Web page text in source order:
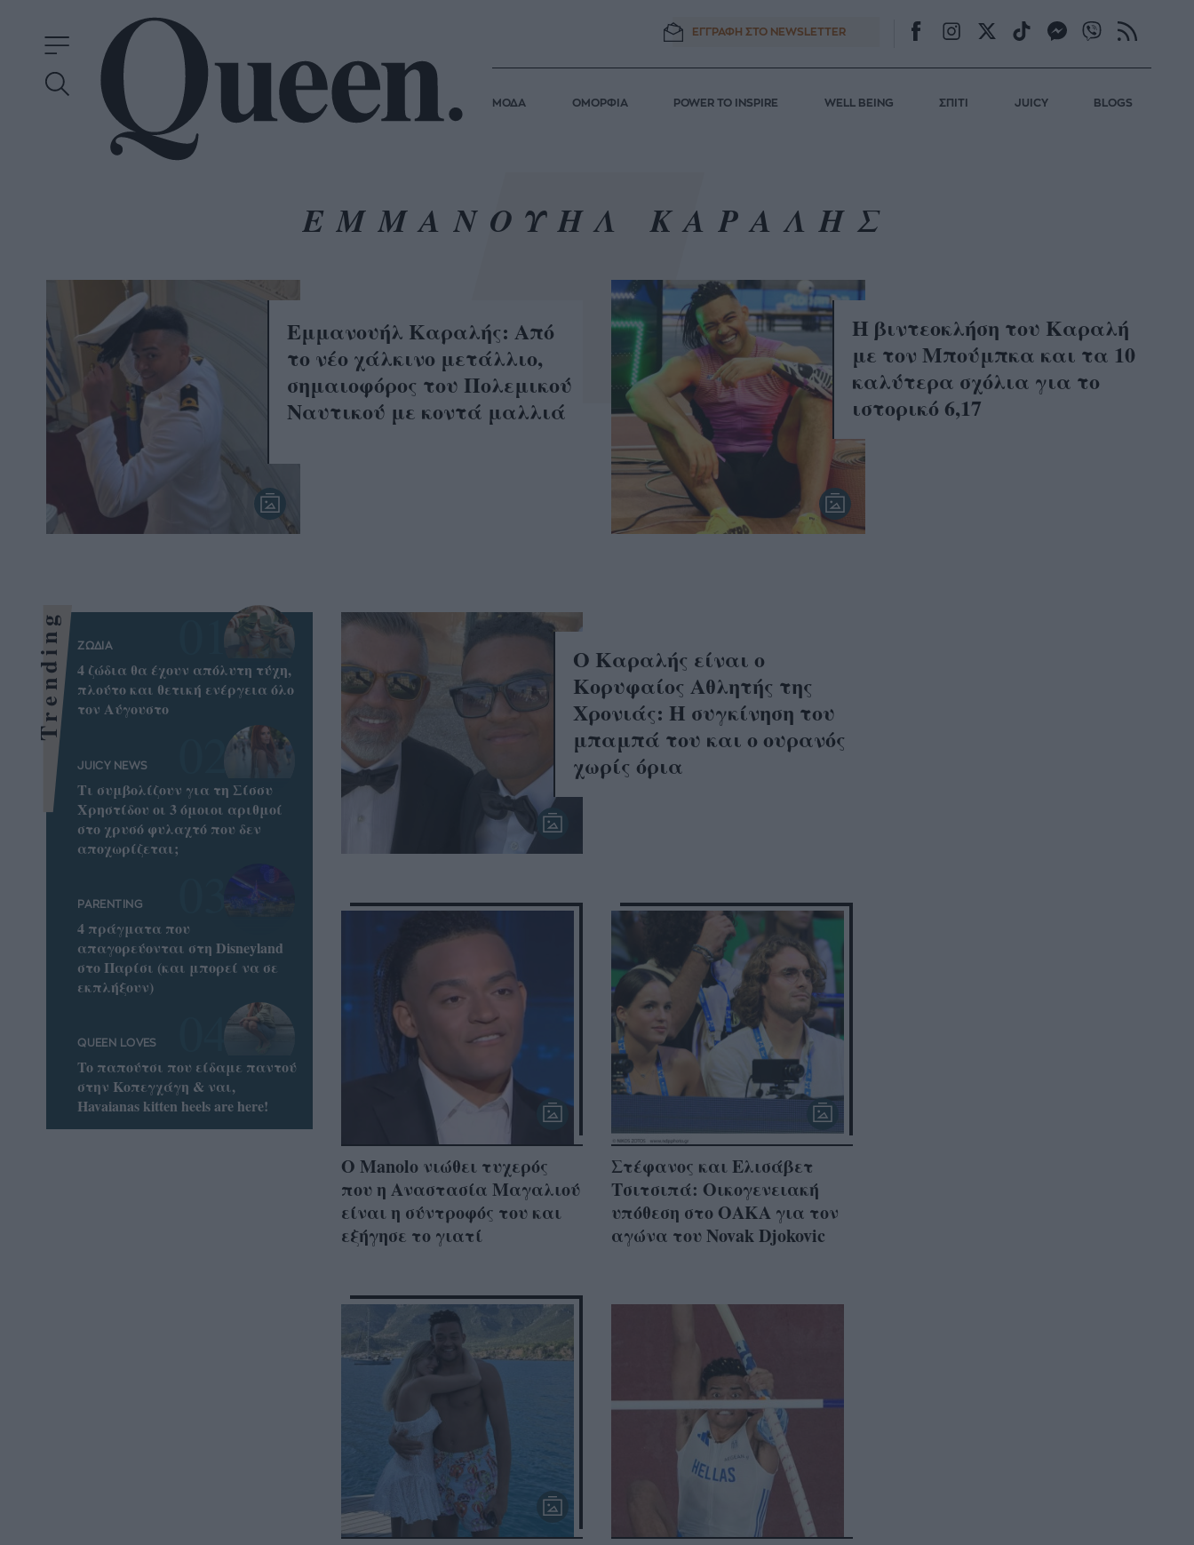
ΕΓΓΡΑΦΗ ΣΤΟ NEWSLETTER
ΜΟΔΑ ΟΜΟΡΦΙΑ POWER TO INSPIRE WELL BEING ΣΠΙΤΙ JUICY BLOGS
ΕΜΜΑΝΟΥΗΛ ΚΑΡΑΛΗΣ
Εμμανουήλ Καραλής: Από
το νέο χάλκινο μετάλλιο,
σημαιοφόρος του Πολεμικού
Ναυτικού με κοντά μαλλιά
Η βιντεοκλήση του Καραλή
με τον Μπούμπκα και τα 10
καλύτερα σχόλια για το
ιστορικό 6,17
Ο Καραλής είναι ο
Κορυφαίος Αθλητής της
Χρονιάς: Η συγκίνηση του
μπαμπά του και ο ουρανός
χωρίς όρια
Ο Manolo νιώθει τυχερός
που η Αναστασία Μαγαλιού
είναι η σύντροφός του και
εξήγησε το γιατί
Στέφανος και Ελισάβετ
Τσιτσιπά: Oικογενειακή
υπόθεση στο ΟΑΚΑ για τον
αγώνα του Novak Djokovic
Trending ΖΩΔΙΑ
4 ζώδια θα έχουν απόλυτη τύχη,
πλούτο και θετική ενέργεια όλο
τον Αύγουστο
JUICY NEWS
Τι συμβολίζουν για τη Σίσσυ
Χρηστίδου οι 3 όμοιοι αριθμοί
στο χρυσό φυλαχτό που δεν
αποχωρίζεται;
PARENTING
4 πράγματα που
απαγορεύονται στη Disneyland
στο Παρίσι (και μπορεί να σε
εκπλήξουν)
QUEEN LOVES
To παπούτσι που είδαμε παντού
στην Κοπεγχάγη & ναι,
Havaianas kitten heels are here!